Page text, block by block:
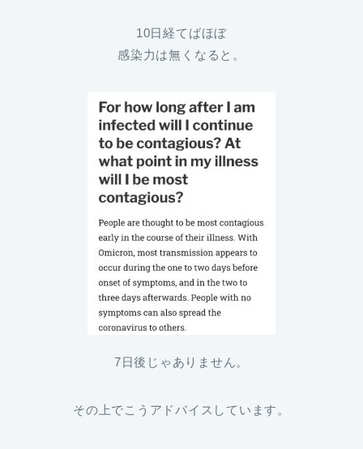
10日経てばほぼ
感染力は無くなると。
7日後じゃありません。
その上でこうアドバイスしています。